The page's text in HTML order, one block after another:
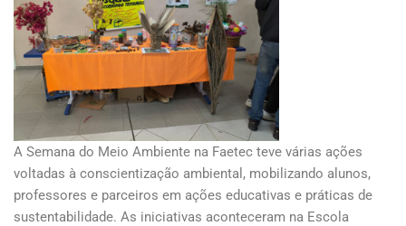
A Semana do Meio Ambiente na Faetec teve várias ações
voltadas à conscientização ambiental, mobilizando alunos,
professores e parceiros em ações educativas e práticas de
sustentabilidade. As iniciativas aconteceram na Escola